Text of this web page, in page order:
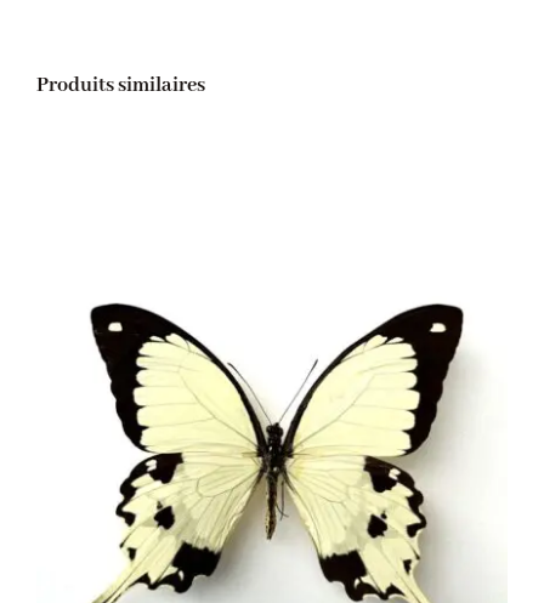
Produits similaires